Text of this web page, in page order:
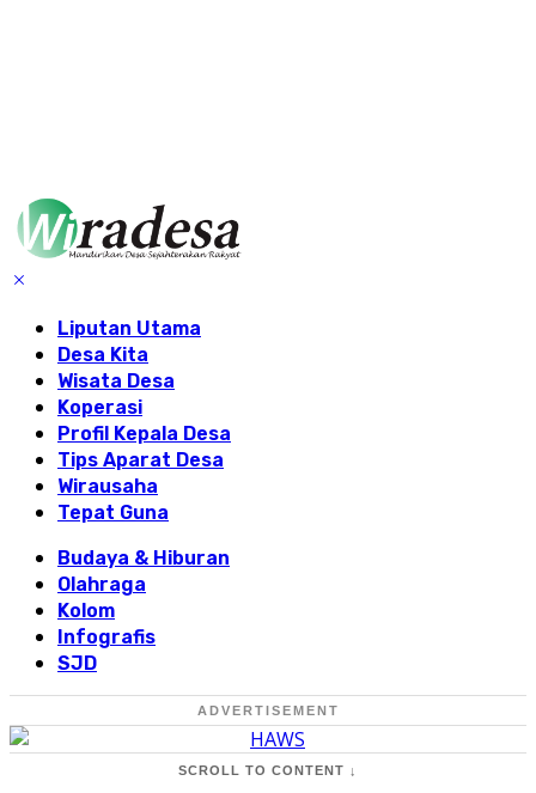
Liputan Utama
Desa Kita
Wisata Desa
Koperasi
Profil Kepala Desa
Tips Aparat Desa
Wirausaha
Tepat Guna
Budaya & Hiburan
Olahraga
Kolom
Infografis
SJD
ADVERTISEMENT
SCROLL TO CONTENT ↓